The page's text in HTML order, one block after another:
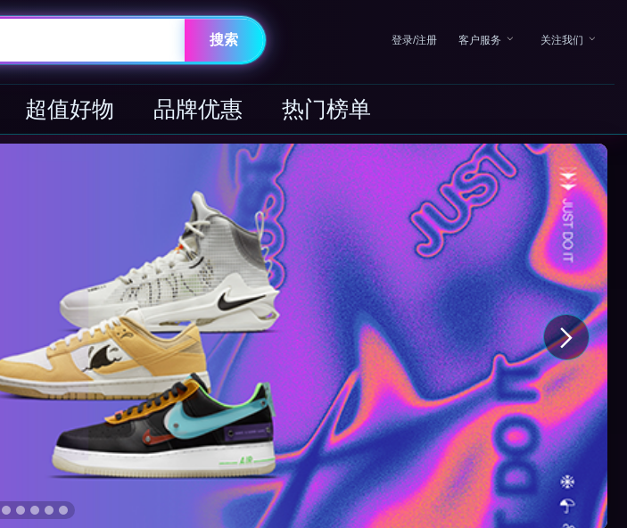
搜索 登录/注册 客户服务 关注我们
超值好物 品牌优惠 热门榜单
